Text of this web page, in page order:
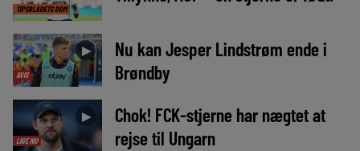
TIPSBLADETS DOM
AVIS
►
Nu kan Jesper Lindstrøm ende i
Brøndby
LIGE NU
►
Chok! FCK-stjerne har nægtet at
rejse til Ungarn